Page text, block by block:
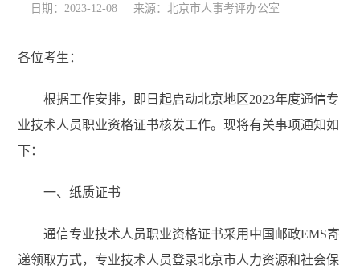
日期：2023-12-08 来源：北京市人事考评办公室
各位考生：
根据工作安排，即日起启动北京地区2023年度通信专
业技术人员职业资格证书核发工作。现将有关事项通知如
下：
一、纸质证书
通信专业技术人员职业资格证书采用中国邮政EMS寄
递领取方式，专业技术人员登录北京市人力资源和社会保